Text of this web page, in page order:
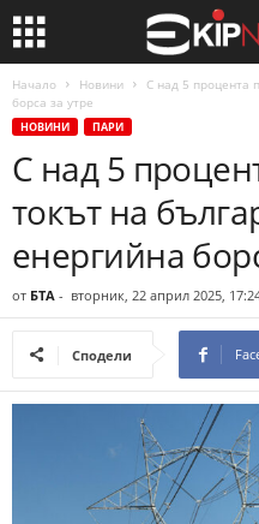
Начало Новини
С над 5 процента
борса за утре
НОВИНИ ПАРИ
С над 5
токът на
енергийна
от БТА - вторник, 22 април 2025,
Сподели